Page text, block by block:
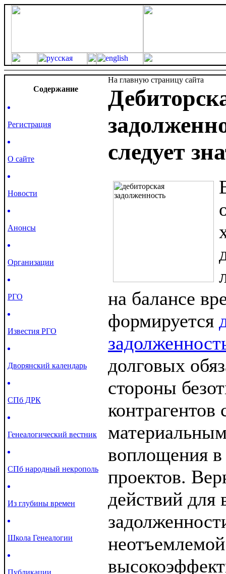
Cодержание
Регистрация
О сайте
Новости
Анонсы
Организации
РГО
Известия РГО
Дворянский календарь
СПб ДРК
Генеалогический вестник
СПб народный некрополь
Из глубины времен
Школа Генеалогии
Публикации
На главную страницу сайта
следует
на балансе
формируется
долговых
стороны
контрагентов
воплощения
проектов.
действий для